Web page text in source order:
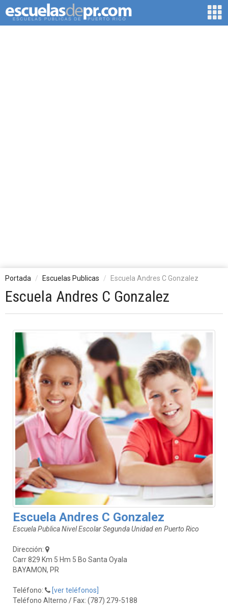
Portada Escuelas Publicas Escuela Andres C Gonzalez
Escuela Andres C Gonzalez
Escuela Andres C Gonzalez
Escuela Publica Nivel Escolar Segunda Unidad en Puerto Rico
Dirección:
Carr 829 Km 5 Hm 5 Bo Santa Oyala
BAYAMON, PR
Teléfono:
[ver teléfonos]
Teléfono Alterno / Fax: (787) 279-5188